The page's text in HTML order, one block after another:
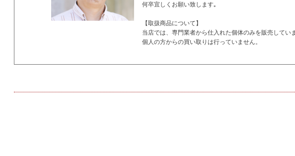
何卒宜しくお願い致します｡
【取扱商品について】
当店では、専門業者から仕入れた個体のみを販売してい
個人の方からの買い取りは行っていません。